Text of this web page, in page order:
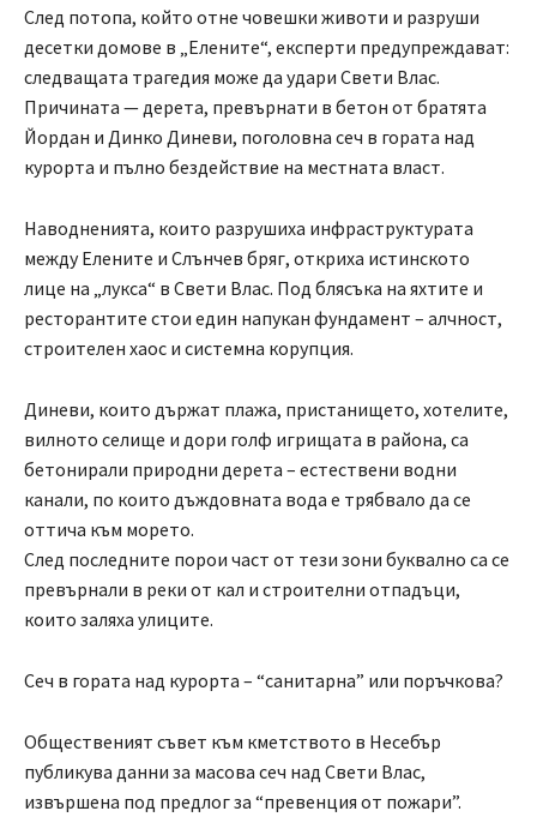
След потопа, който отне човешки животи и разруши
десетки домове в „Елените“, експерти предупреждават:
следващата трагедия може да удари Свети Влас.
Причината — дерета, превърнати в бетон от братята
Йордан и Динко Диневи, поголовна сеч в гората над
курорта и пълно бездействие на местната власт.
Наводненията, които разрушиха инфраструктурата
между Елените и Слънчев бряг, откриха истинското
лице на „лукса“ в Свети Влас. Под блясъка на яхтите и
ресторантите стои един напукан фундамент – алчност,
строителен хаос и системна корупция.
Диневи, които държат плажа, пристанището, хотелите,
вилното селище и дори голф игрищата в района, са
бетонирали природни дерета – естествени водни
канали, по които дъждовната вода е трябвало да се
оттича към морето.
След последните порои част от тези зони буквално са се
превърнали в реки от кал и строителни отпадъци,
които заляха улиците.
Сеч в гората над курорта – “санитарна” или поръчкова?
Общественият съвет към кметството в Несебър
публикува данни за масова сеч над Свети Влас,
извършена под предлог за “превенция от пожари”.